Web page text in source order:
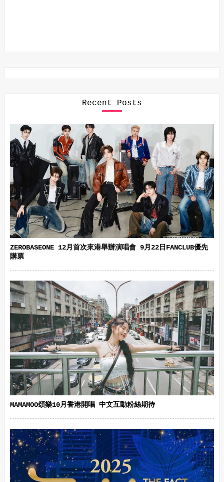
Recent Posts
ZEROBASEONE 12月首次來港舉辦演唱會 9月22日FANCLUB優先
購票
MAMAMOO頌樂10月香港開唱 中文互動粉絲期待